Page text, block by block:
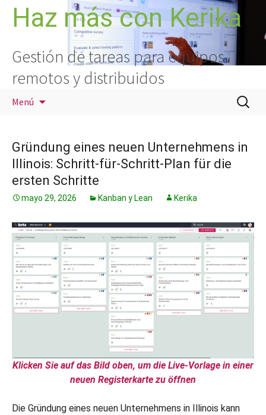
SaltarHaz más con Kerika
Gestión de tareas para equipos
remotos y distribuidos
Menú
Buscar:
Gründung eines neuen Unternehmens in
Illinois: Schritt-für-Schritt-Plan für die
ersten Schritte
mayo 29, 2026 Kanban y Lean Kerika
Klicken Sie auf das Bild oben, um die Live-Vorlage in einer
neuen Registerkarte zu öffnen
Die Gründung eines neuen Unternehmens in Illinois kann